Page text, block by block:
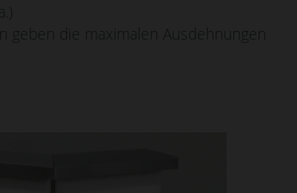
geben die maximalen Ausdehnungen